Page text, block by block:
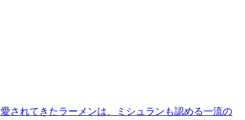
されてきたラーメンは、ミシュランも認める一流の